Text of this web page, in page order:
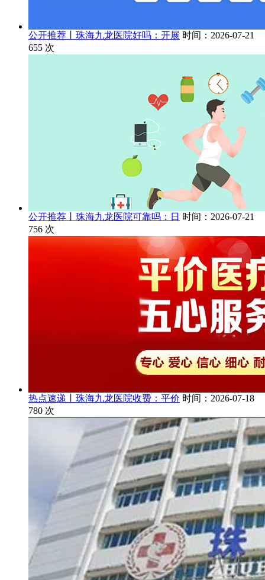
公开推荐丨珠海九龙医院好吗：开展 时间：2026-07-21
655 次
公开推荐丨珠海九龙医院可靠吗：日 时间：2026-07-21
756 次
热点速递丨珠海九龙医院收费：平价 时间：2026-07-18
780 次